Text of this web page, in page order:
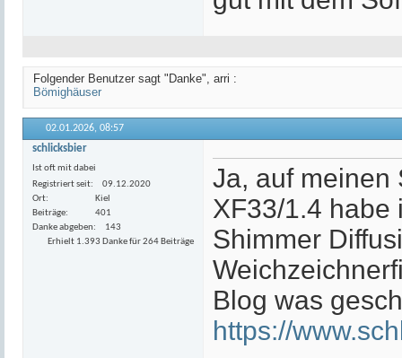
Folgender Benutzer sagt "Danke", arri :
Bömighäuser
02.01.2026, 08:57
schlicksbier
Ist oft mit dabei
Registriert seit
09.12.2020
Ort
Kiel
Beiträge
401
Danke abgeben
143
Erhielt 1.393 Danke für 264 Beiträge
Ja, auf meinen
XF33/1.4 habe
Shimmer
Blog was
https://